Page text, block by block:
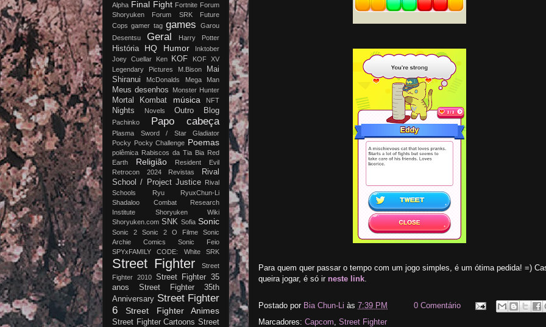
Para quem quer passar o tempo com um jogo simples, é um ótima pedida! =)
queira jogar, é só ir neste link
Postado por Bia Chun-Li às 7:39 PM
0 Comentário
Marcadores: Capcom Street Fighter
Alpha Final Fight Fortnite Forum
Shoryuken
Forum SRK
Future
Cops gamer tag games
Garou
Desentsu
Geral Harry Potter
História HQ Humor
Inktober
Joey Cuellar
Ken KOF
KOF XV
Legendary Pictures
M.Bison
Mai
Shiranui
McDonalds Mega Man
Meus desenhos Monster Hunter
Mortal Kombat música NFT
Nights Novels Outro Blog
Pachinko Papo cabeça
Plasma Sword / Star Gladiator
Pocky Pocky Challenge Poemas
polêmica Rabiscos da Tia Bia Red
Earth
Religião
Resident Evil
Retrocon 2024
Revistas
Rival
School / Project Justice
Rival
Schools
Ryu
RyuxChun-Li
Shadaloo Combat Research
Institute
Shoryuken Wiki
Shoryuken.com SNK Sofia Sonic
Sonic 2 Sonic 2 O Filme
Sonic
Archie Comics
Sonic Feio
SPYxFAMILY CODE: White
SRK
Street Fighter
Street
Fighter 2010
Street Fighter 35
anos
Street Fighter 35th
Anniversary Street Fighter
6
Street Fighter Animes
Street Fighter Cartoons Street